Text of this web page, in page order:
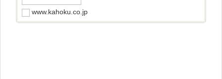
www.kahoku.co.jp